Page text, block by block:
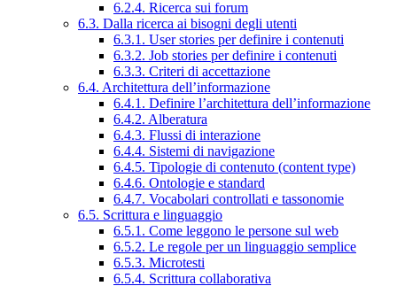
6.2.4. Ricerca sui forum
6.3. Dalla ricerca ai bisogni degli utenti
6.3.1. User stories per definire i contenuti
6.3.2. Job stories per definire i contenuti
6.3.3. Criteri di accettazione
6.4. Architettura dell’informazione
6.4.1. Definire l’architettura dell’informazione
6.4.2. Alberatura
6.4.3. Flussi di interazione
6.4.4. Sistemi di navigazione
6.4.5. Tipologie di contenuto (content type)
6.4.6. Ontologie e standard
6.4.7. Vocabolari controllati e tassonomie
6.5. Scrittura e linguaggio
6.5.1. Come leggono le persone sul web
6.5.2. Le regole per un linguaggio semplice
6.5.3. Microtesti
6.5.4. Scrittura collaborativa